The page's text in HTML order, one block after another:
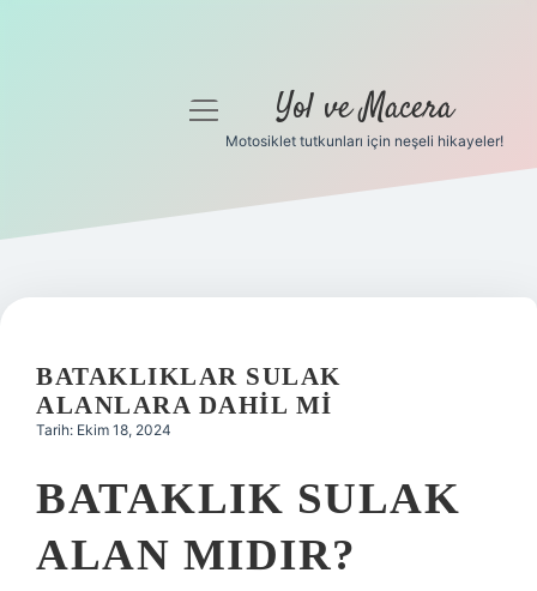
Gizlilik Politikası
Yasal Uyarı
menüyü
Yol ve Macera
Motosiklet tutkunları için neşeli hikayeler!
BATAKLIKLAR SULAK
ALANLARA DAHIL MI
Tarih: Ekim 18, 2024
BATAKLIK SULAK
ALAN MIDIR?